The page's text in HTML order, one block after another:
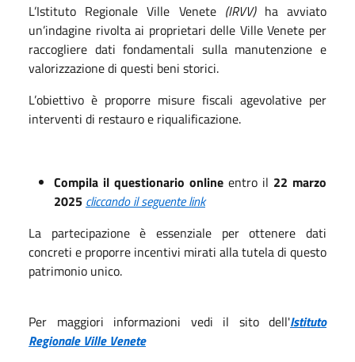
L’Istituto Regionale Ville Venete(IRVV) ha avviato
un’indagine rivolta ai proprietari delle Ville Venete per
raccogliere dati fondamentali sulla manutenzione e
valorizzazione di questi beni storici.
L’obiettivo è proporre misure fiscali agevolative per
interventi di restauro e riqualificazione.
Compila il questionario online entro il 22 marzo
2025 cliccando il seguente link
La partecipazione è essenziale per ottenere dati
concreti e proporre incentivi mirati alla tutela di questo
patrimonio unico.
Per maggiori informazioni vedi il sito dell'Istituto
Regionale Ville Venete